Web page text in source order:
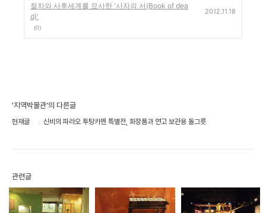
절차와 사후세계를 묘사한 '사자의 서(Book of dea
d)'
(0)
2012.11.18
'지역박물관'의 다른글
현재글 신비의 파라오 투탕카멘 특별전, 화장품과 연고 보관용 돌그릇
관련글